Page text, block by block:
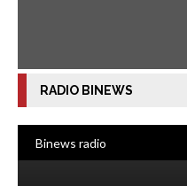
RADIO BINEWS